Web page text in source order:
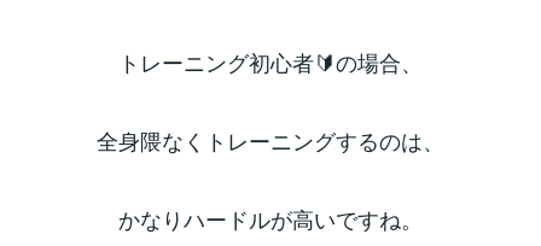
トレーニング初心者🔰の場合、
全身隈なくトレーニングするのは、
かなりハードルが高いですね。